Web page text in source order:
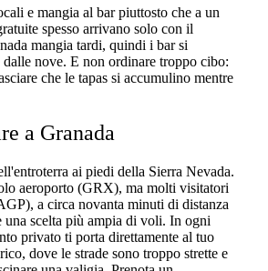
e mangia al bar piuttosto che a un
spesso arrivano solo con il
mangia tardi, quindi i bar si
nove. E non ordinare troppo cibo:
che le tapas si accumulino mentre
a Granada
ai piedi della Sierra Nevada.
aeroporto (GRX), ma molti visitatori
a circa novanta minuti di distanza
una scelta più ampia di voli. In ogni
privato ti porta direttamente al tuo
dove le strade sono troppo strette e